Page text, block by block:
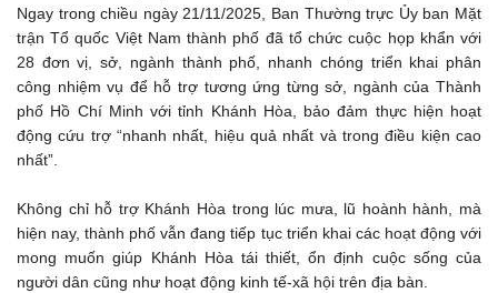
Ngay trong chiều ngày 21/11/2025, Ban Thường trực Ủy ban Mặt
trận Tổ quốc Việt Nam thành phố đã tổ chức cuộc họp khẩn với
28 đơn vị, sở, ngành thành phố, nhanh chóng triển khai phân
công nhiệm vụ để hỗ trợ tương ứng từng sở, ngành của Thành
phố Hồ Chí Minh với tỉnh Khánh Hòa, bảo đảm thực hiện hoạt
động cứu trợ “nhanh nhất, hiệu quả nhất và trong điều kiện cao
nhất”.
Không chỉ hỗ trợ Khánh Hòa trong lúc mưa, lũ hoành hành, mà
hiện nay, thành phố vẫn đang tiếp tục triển khai các hoạt động với
mong muốn giúp Khánh Hòa tái thiết, ổn định cuộc sống của
người dân cũng như hoạt động kinh tế-xã hội trên địa bàn.